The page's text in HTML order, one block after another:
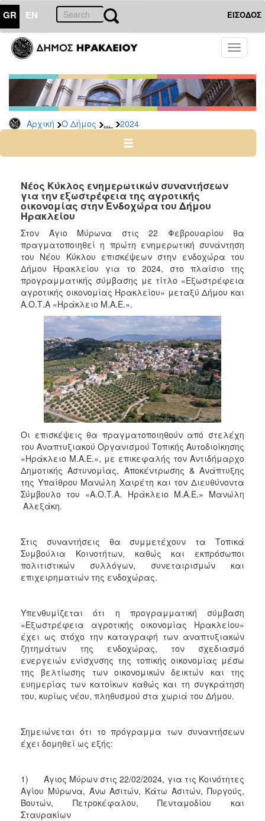
GR EN ΕΙΣΟΔΟΣ
Toggle
Αρχική Ο Δήμος ... 2024
ΔΗΜΟΣ
Δελτία
Τύπου
Αρχείο
2026
2024
2022
2021
2020
2019
2018
2017
2016
2015
2013
2012
2011
2010
2006
ΤΟΠΟΣ
ΠΟΛΙΤΙΣΜΟΣ
ΑΝΘΕΚΤΙΚΗ
ΠΟΛΗ
Νέος Κύκλος ενημερωτικών συναντήσεων
για την εξωστρέφεια της αγροτικής
οικονομίας στην Ενδοχώρα του Δήμου
Ηρακλείου
Στον Άγιο Μύρωνα στις 22 Φεβρουαρίου θα
πραγματοποιηθεί η πρώτη ενημερωτική συνάντηση
του Νέου Κύκλου επισκέψεων στην ενδοχώρα του
Δήμου Ηρακλείου για το 2024, στο πλαίσιο της
προγραμματικής σύμβασης με τίτλο «Εξωστρέφεια
αγροτικής οικονομίας Ηρακλείου» μεταξύ Δήμου και
Α.Ο.Τ.Α «Ηράκλειο Μ.Α.Ε.».
Οι επισκέψεις θα πραγματοποιηθούν από στελέχη
του Αναπτυξιακού Οργανισμού Τοπικής Αυτοδιοίκησης
«Ηράκλειο Μ.Α.Ε.», με επικεφαλής τον Αντιδήμαρχο
Δημοτικής Αστυνομίας, Αποκέντρωσης & Ανάπτυξης
της Υπαίθρου Μανώλη Χαιρέτη και τον Διευθύνοντα
Σύμβουλο του «Α.Ο.Τ.Α. Ηράκλειο Μ.Α.Ε.» Μανώλη
Αλεξάκη.
Στις συναντήσεις θα συμμετέχουν τα Τοπικά
Συμβούλια Κοινοτήτων, καθώς και εκπρόσωποι
πολιτιστικών συλλόγων, συνεταιρισμών και
επιχειρηματιών της ενδοχώρας.
Υπενθυμίζεται ότι η προγραμματική σύμβαση
«Εξωστρέφεια αγροτικής οικονομίας Ηρακλείου»
έχει ως στόχο την καταγραφή των αναπτυξιακών
ζητημάτων της ενδοχώρας, τον σχεδιασμό
ενεργειών ενίσχυσης της τοπικής οικονομίας μέσω
της βελτίωσης των οικονομικών δεικτών και της
ευημερίας των κατοίκων καθώς και τη συγκράτηση
του, κυρίως νέου, πληθυσμού στα χωριά του Δήμου.
Σημειώνεται ότι το πρόγραμμα των συναντήσεων
έχει δομηθεί ως εξής:
1) Άγιος Μύρων στις 22/02/2024, για τις Κοινότητες
Αγίου Μύρωνα, Άνω Ασιτών, Κάτω Ασιτών, Πυργούς,
Βουτών, Πετροκέφαλου, Πενταμοδίου και
Σταυρακίων